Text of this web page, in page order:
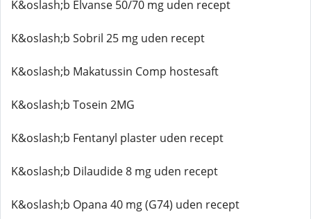
K&oslash;b Elvanse 50/70 mg uden recept
K&oslash;b Sobril 25 mg uden recept
K&oslash;b Makatussin Comp hostesaft
K&oslash;b Tosein 2MG
K&oslash;b Fentanyl plaster uden recept
K&oslash;b Dilaudide 8 mg uden recept
K&oslash;b Opana 40 mg (G74) uden recept